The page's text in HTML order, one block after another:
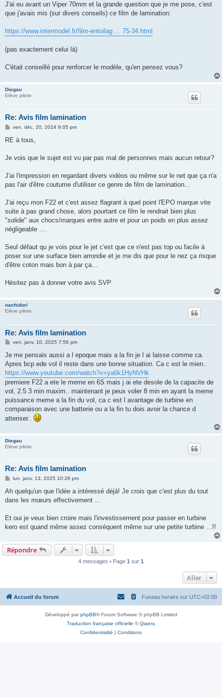
J'ai eu avant un Viper 70mm et la grande question que je me pose, c'est
que j'avais mis (sur divers conseils) ce film de lamination:
https://www.intermodel.fr/film-entoilag ... 75-34.html
(pas exactement celui là)
C'était conseillé pour renforcer le modèle, qu'en pensez vous?
Diegau
Elève pilote
Re: Avis film lamination
M
s
g
ven. déc. 20, 2024 9:05 pm
RE à tous,
Je vois que le sujet est vu par pas mal de personnes mais aucun retour?
J'ai l'impression en regardant divers vidéos ou même sur le net que ça n'a
pas l'air d'être coutume d'utiliser ce genre de film de lamination...
J'ai reçu mon F22 et c'est assez flagrant à quel point l'EPO marque vite
suite à pas grand chose, alors pourtant ce film le rendrait bien plus
"solide" aux chocs/marques entre autre et pour un poids en plus assez
négligeable ....
Seul défaut qu je vois pour le jet c'est que ce n'est pas top ou facile à
poser sur une surface bien arrondie et je me dis que pour le nez ça risque
d'être coton mais bon à par ça...
Hésitez pas à donner votre avis SVP
oachidori
Elève pilote
Re: Avis film lamination
M
s
a
g
e
ven. janv. 10, 2025 7:56 pm
Je me pensais aussi a l epoque mais a la fin je l ai laisse comme ca.
Apres bcp ede vol il reste dans une bonne situation. Ca c est le mien..
https://www.youtube.com/watch?v=ya6k1HyNVHk
premiere F22 a ete le meme en 6S mais j ai ete desole de la capacite de
vol, 2.5 3 min maxim.. maintenant je peux voler 8 min en ayant la meme
puissance meme a la fin du vol, ca c est l avantage de turbine en
comparaison avec une batterie ou a la fin tu dois avoir la chance d
atteriser..
Diegau
Elève pilote
Re: Avis film lamination
M
s
a
lun. janv. 13, 2025 10:28 pm
Ah quelqu'un que l'idée a intéressé déjà! Je crois que c'est plus du tout
dans les mœurs effectivement ...
Et oui je veux bien croire mais l'investissement pour passer en turbine
kero est quand même assez conséquent même sur une petite turbine ...!!
Répondre
4 messages • Page 1 sur 1
Aller
Accueil du forum Fuseau horaire sur UTC+02:00
Développé parphpBB® Forum Software © phpBB Limited
Traduction française officielle ©Qiaeru
Confidentialité | Conditions